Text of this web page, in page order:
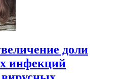
доли
инфекций